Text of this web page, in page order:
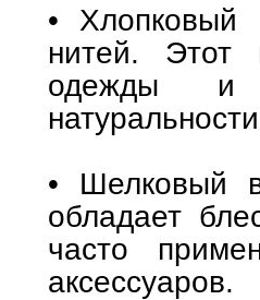
• Хлопковый
нитей. Этот
одежды и
• Шелковый
обладает
часто
аксессуаров.